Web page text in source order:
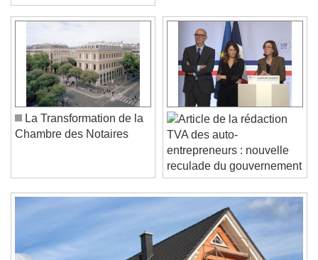
Video Player is loading.
Play Video
Play
Skip Backward
Skip Forward
Unmute
Current Time0:00
Loaded:0%
Stream TypeLIVE
Seek to live, currently behind live
LIVE
1x
La Transformation de la
Chambre des Notaires
TVA des auto-
entrepreneurs : nouvelle
reculade du gouvernement